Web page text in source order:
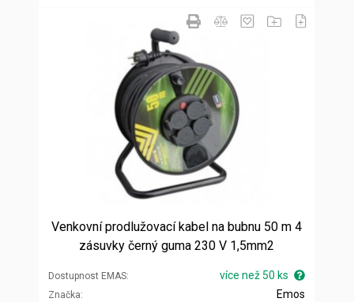
Venkovní prodlužovací kabel na bubnu 50 m 4
zásuvky černý guma 230 V 1,5mm2
Dostupnost EMAS více než 50 ks
Značka
Emos